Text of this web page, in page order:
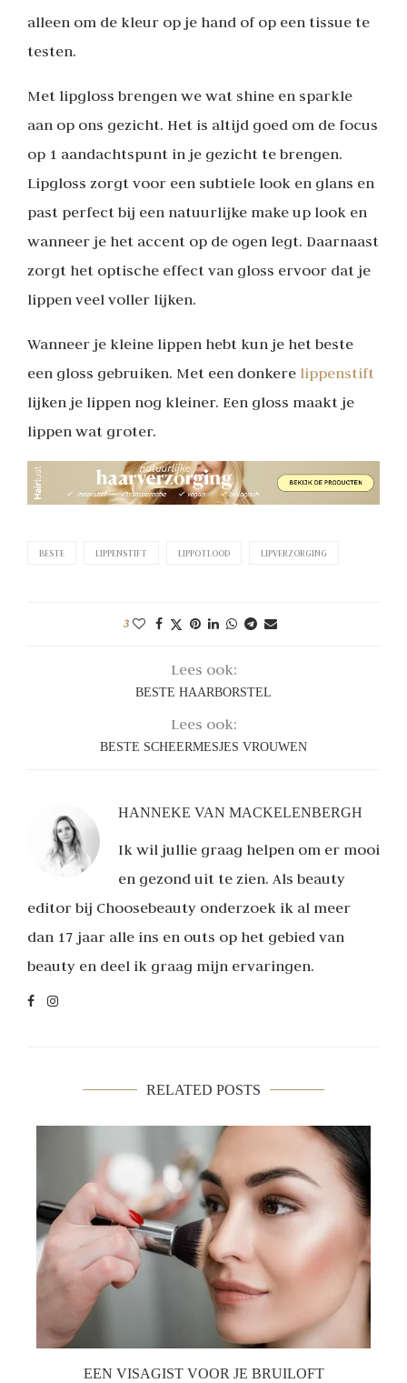
alleen om de kleur op je hand of op een tissue te
testen.
Met lipgloss brengen we wat shine en sparkle
aan op ons gezicht. Het is altijd goed om de focus
op 1 aandachtspunt in je gezicht te brengen.
Lipgloss zorgt voor een subtiele look en glans en
past perfect bij een natuurlijke make up look en
wanneer je het accent op de ogen legt. Daarnaast
zorgt het optische effect van gloss ervoor dat je
lippen veel voller lijken.
Wanneer je kleine lippen hebt kun je het beste
een gloss gebruiken. Met een donkere lippenstift
lijken je lippen nog kleiner. Een gloss maakt je
lippen wat groter.
BESTE LIPPENSTIFT LIPPOTLOOD LIPVERZORGING
3
Lees ook:
BESTE HAARBORSTEL
Lees ook:
BESTE SCHEERMESJES VROUWEN
HANNEKE VAN MACKELENBERGH
Ik wil jullie graag helpen om er mooi
en gezond uit te zien. Als beauty
editor bij Choosebeauty onderzoek ik al meer
dan 17 jaar alle ins en outs op het gebied van
beauty en deel ik graag mijn ervaringen.
RELATED POSTS
EEN VISAGIST VOOR JE BRUILOFT